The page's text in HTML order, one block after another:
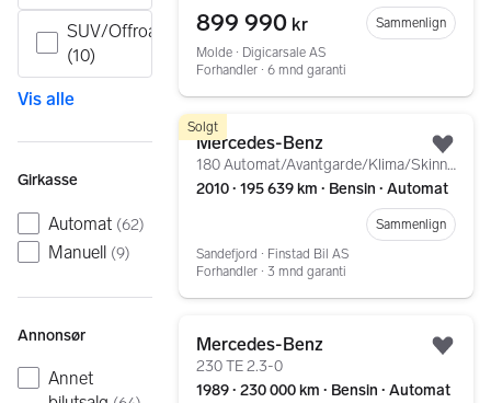
SUV/Offroad
(10)
Vis alle
Girkasse
Automat (62)
Manuell (9)
Annonsør
Annet
899 990 kr
Sammenlign
Molde ∙ Digicarsale AS
Forhandler ∙ 6 mnd garanti
Solgt
Mercedes-Benz
180 Automat/Avantgarde/Klima/Skinn/PDC/Navi/Xenon/Krok
2010 ∙ 195 639 km ∙ Bensin ∙ Automat
Sammenlign
Sandefjord ∙ Finstad Bil AS
Forhandler ∙ 3 mnd garanti
Gå til annonsen
Mercedes-Benz
230 TE 2.3-0
1989 ∙ 230 000 km ∙ Bensin ∙ Automat